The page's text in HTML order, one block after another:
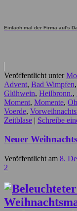
Einfach mal der Firma auf's
Veröffentlicht unter
Advent, Bad Wimpfen,
Glühwein, Heilbronn.,
Moment, Momente,
Voerde,
Zeitblase | Schreibe
Neuer
Veröffentlicht am 8.
2